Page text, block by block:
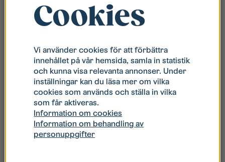
keramisk häll som kombinerar snabb
uppvärmning, effektiv energiförbrukning och
enklare och roligare. Med funktioner som
varmluft, Pizza crisp och enkel rengöring med
ånga är denna spis perfekt för dig som vill ha
smarta lösningar i köket.
Cookies
Vi använder cookies för att förbättra
innehållet på vår hemsida, samla in statistik
och kunna visa relevanta annonser. Under
inställningar kan du läsa mer om vilka
cookies som används och ställa in vilka
som får aktiveras.
Information om cookies
Information om behandling av
personuppgifter